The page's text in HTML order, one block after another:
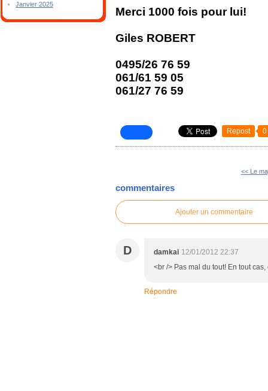
Janvier 2025
Merci 1000 fois pour lui!
Giles ROBERT
0495/26 76 59
061/61 59 05
061/27 76 59
Repost 0
<< Le
commentaires
Ajouter un commentaire
D damkai 12/01/2012 22:37
<br /> Pas mal du tout! En tout
Répondre